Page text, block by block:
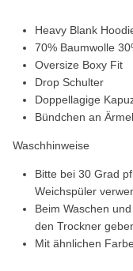
Heavy Blank
70% Baumwolle
Oversize Boxy Fit
Drop Schulter
Doppellagige
Bündchen an
Waschhinweise
Bitte bei 30 Grad
Weichspüler
Beim Waschen
den Trockner
Mit ähnlichen